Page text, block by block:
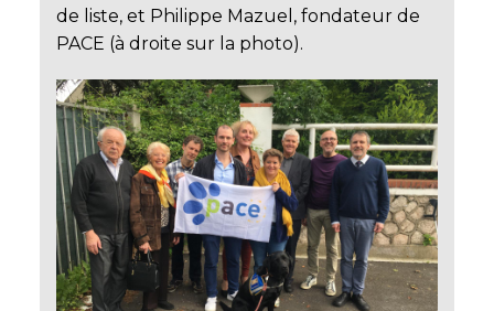
de liste, et Philippe Mazuel, fondateur de
PACE (à droite sur la photo).